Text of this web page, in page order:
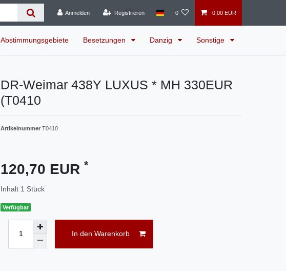
Anmelden Registrieren 0 0,00 EUR
Abstimmungsgebiete Besetzungen Danzig Sonstige
DR-Weimar 438Y LUXUS * MH 330EUR
(T0410
Artikelnummer T0410
120,70 EUR *
Inhalt 1 Stück
Verfügbar
In den Warenkorb